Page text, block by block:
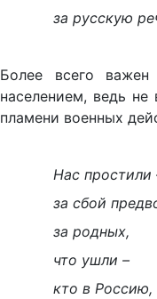
за русскую
Более всего
населением, ведь
пламени военных
Нас простили
за сбой
за родных,
что ушли –
кто в Россию,